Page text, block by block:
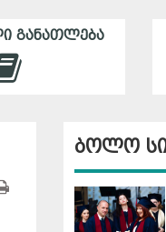
ᲒᲐᲜᲐᲗᲚᲔᲑᲐ
ბოლო